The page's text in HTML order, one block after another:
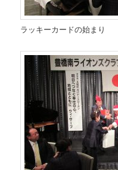
ラッキーカードの始まり